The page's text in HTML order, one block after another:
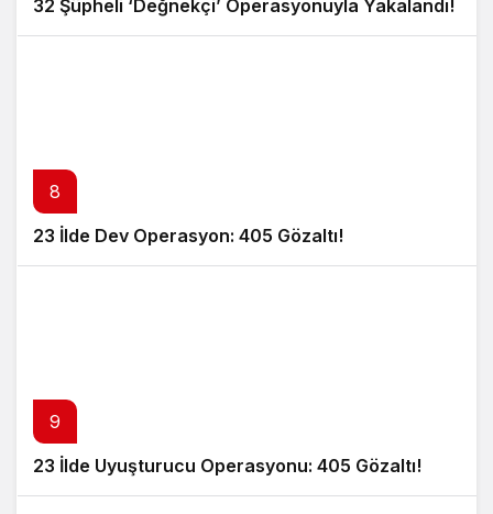
32 Şüpheli ‘Değnekçi’ Operasyonuyla Yakalandı!
8
23 İlde Dev Operasyon: 405 Gözaltı!
9
23 İlde Uyuşturucu Operasyonu: 405 Gözaltı!